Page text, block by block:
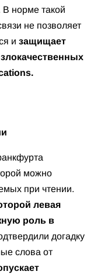
В норме такой
не позволяет
и защищает
можно
при чтении.
левая
роль в
догадку
слова от